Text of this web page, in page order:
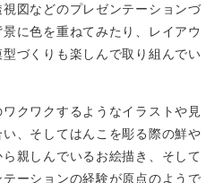
図などのプレゼンテーションづ
に色を重ねてみたり、レイアウ
づくりも楽しんで取り組んでい
クワクするようなイラストや見
、そしてはんこを彫る際の鮮や
親しんでいるお絵描き、そして
ーションの経験が原点のようで